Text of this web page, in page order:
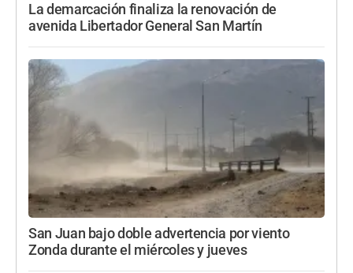
La demarcación finaliza la renovación de
avenida Libertador General San Martín
San Juan bajo doble advertencia por viento
Zonda durante el miércoles y jueves